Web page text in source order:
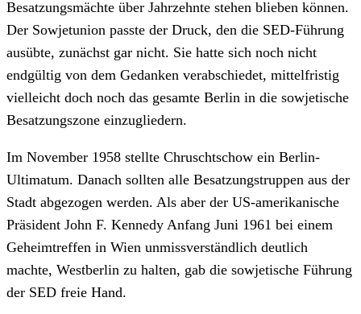
Besatzungsmächte über Jahrzehnte stehen blieben können.
Der Sowjetunion passte der Druck, den die SED-Führung
ausübte, zunächst gar nicht. Sie hatte sich noch nicht
endgültig von dem Gedanken verabschiedet, mittelfristig
vielleicht doch noch das gesamte Berlin in die sowjetische
Besatzungszone einzugliedern.
Im November 1958 stellte Chruschtschow ein Berlin-
Ultimatum. Danach sollten alle Besatzungstruppen aus der
Stadt abgezogen werden. Als aber der US-amerikanische
Präsident John F. Kennedy Anfang Juni 1961 bei einem
Geheimtreffen in Wien unmissverständlich deutlich
machte, Westberlin zu halten, gab die sowjetische Führung
der SED freie Hand.